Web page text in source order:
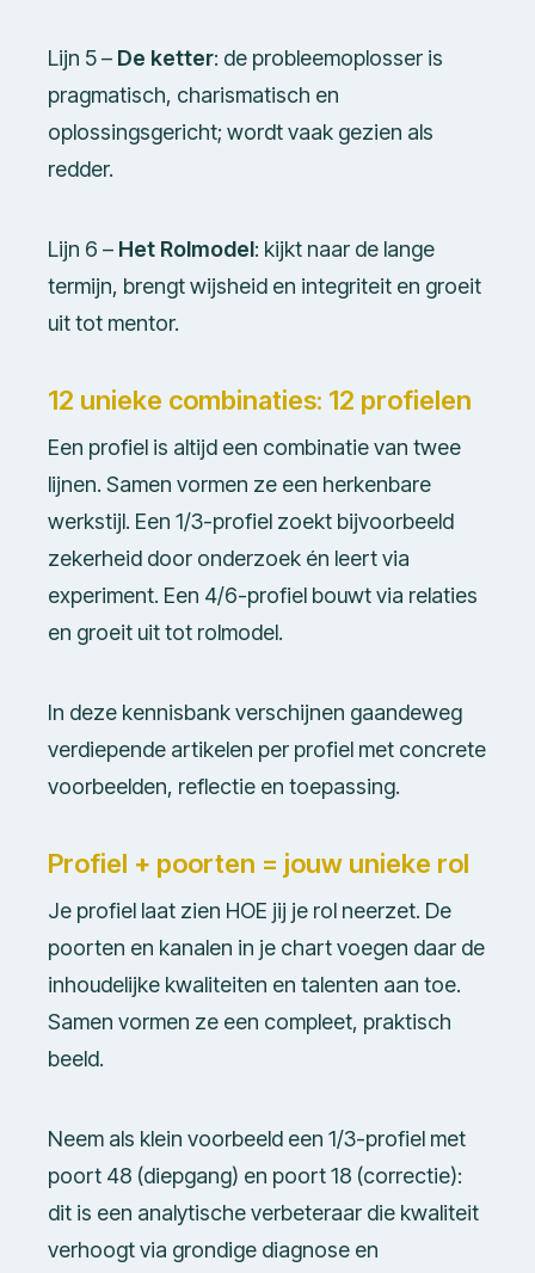
Lijn 5 – De ketter: de probleemoplosser is
pragmatisch, charismatisch en
oplossingsgericht; wordt vaak gezien als
redder.
Lijn 6 – Het Rolmodel: kijkt naar de lange
termijn, brengt wijsheid en integriteit en groeit
uit tot mentor.
12 unieke combinaties: 12 profielen
Een profiel is altijd een combinatie van twee
lijnen. Samen vormen ze een herkenbare
werkstijl. Een 1/3-profiel zoekt bijvoorbeeld
zekerheid door onderzoek én leert via
experiment. Een 4/6-profiel bouwt via relaties
en groeit uit tot rolmodel.
In deze kennisbank verschijnen gaandeweg
verdiepende artikelen per profiel met concrete
voorbeelden, reflectie en toepassing.
Profiel + poorten = jouw unieke rol
Je profiel laat zien HOE jij je rol neerzet. De
poorten en kanalen in je chart voegen daar de
inhoudelijke kwaliteiten en talenten aan toe.
Samen vormen ze een compleet, praktisch
beeld.
Neem als klein voorbeeld een 1/3-profiel met
poort 48 (diepgang) en poort 18 (correctie):
dit is een analytische verbeteraar die kwaliteit
verhoogt via grondige diagnose en